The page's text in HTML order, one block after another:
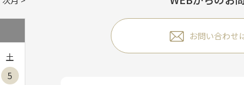
土
5
お問い合わせ